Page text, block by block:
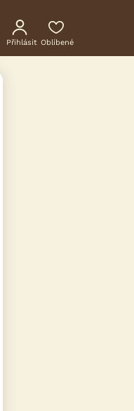
Přihlásit Oblíbené